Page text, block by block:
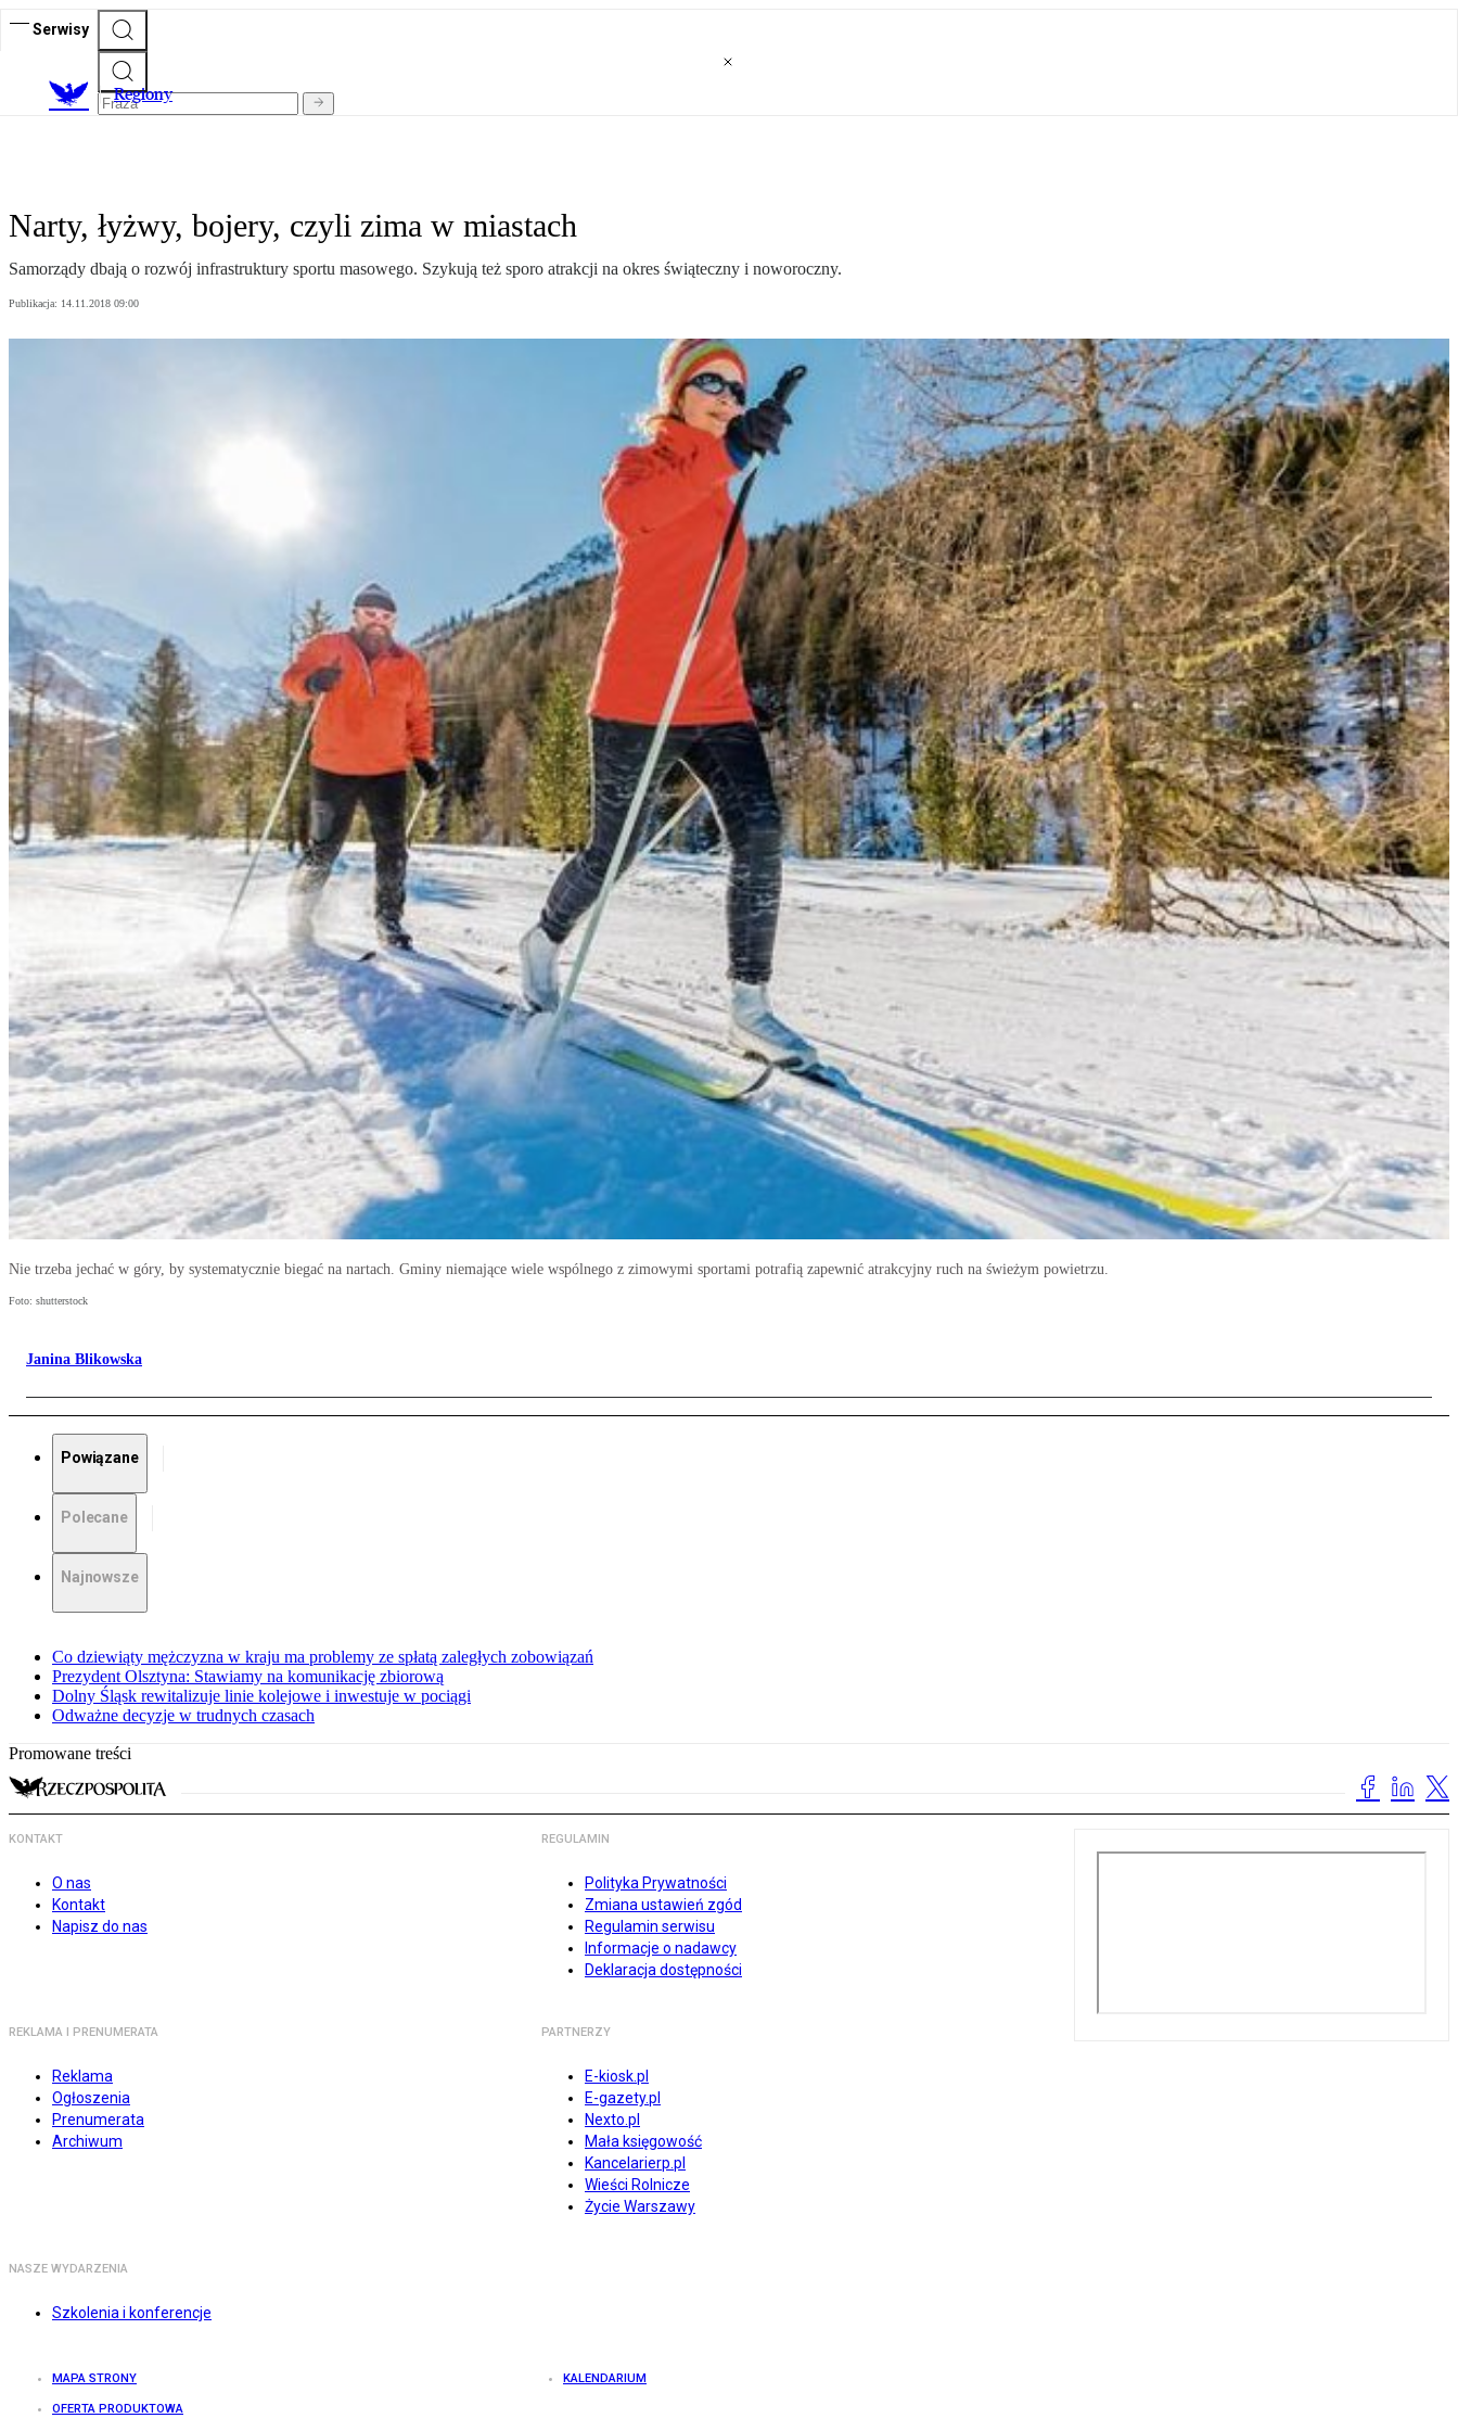
Serwisy
Regiony
Narty, łyżwy, bojery, czyli zima w miastach
Samorządy dbają o rozwój infrastruktury sportu masowego. Szykują też sporo atrakcji na okres świąteczny i noworoczny.
Publikacja: 14.11.2018 09:00
Nie trzeba jechać w góry, by systematycznie biegać na nartach. Gminy niemające wiele wspólnego z zimowymi sportami potrafią zapewnić atrakcyjny ruch na świeżym powietrzu.
Foto: shutterstock
Janina Blikowska
Powiązane
Polecane
Najnowsze
Co dziewiąty mężczyzna w kraju ma problemy ze spłatą zaległych zobowiązań
Prezydent Olsztyna: Stawiamy na komunikację zbiorową
Dolny Śląsk rewitalizuje linie kolejowe i inwestuje w pociągi
Odważne decyzje w trudnych czasach
Promowane treści
KONTAKT
O nas
Kontakt
Napisz do nas
REGULAMIN
Polityka Prywatności
Zmiana ustawień zgód
Regulamin serwisu
Informacje o nadawcy
Deklaracja dostępności
REKLAMA I PRENUMERATA
Reklama
Ogłoszenia
Prenumerata
Archiwum
PARTNERZY
E-kiosk.pl
E-gazety.pl
Nexto.pl
Mała księgowość
Kancelarierp.pl
Wieści Rolnicze
Życie Warszawy
NASZE WYDARZENIA
Szkolenia i konferencje
MAPA STRONY KALENDARIUM
OFERTA PRODUKTOWA